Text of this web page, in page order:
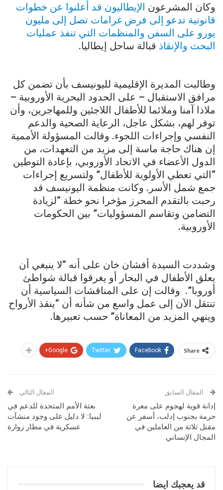
وكان المشرعون الإيطاليون قد أعلنوا عن خطوات
قانونية تدعو إلى فرض غرامات تصل إلى مليون
يورو على السفن والمنظمات التي تنفذ عمليات
البحث والإنقاذ قبالة ساحل إيطاليا.
وطالبت المديرة الإقليمية لليونيسف بأن تضمن كل
مرافق الاستقبال – على الحدود البحرية الأوروبية –
ملاذا آمنا وملائما للأطفال اللاجئين وللمهاجرين، وأن
توفر لهم، بشكل عاجل، الرعاية الصحية والدعم
النفسي وإجراءات اللجوء. وقالت المسؤولة الأممية
إن هناك حاجة ماسة إلى مزيد من التعهدات، من
الدول الأعضاء في الاتحاد الأوروبي، بإعادة التوطين
“التي تعطي الأولوية للأطفال” ولتسريع إجراءات
جمع شمل الأسر. وكانت منظمة اليونيسف قد
رحبت بالتقدم المحرز مؤخرا نحو خطة “لزيادة
التضامن وتقاسم المسؤوليات” بين الحكومات
الأوروبية.
وشددت السيدة أفشان خان على أنه “لا ينبغي أن
يعلق الأطفال في البحار أو يغرقوا قبالة شواطئ
أوروبا”. وقالت إن على المناقشات السياسية أن
تنتقل الآن إلى عمل واسع من شأنه أن “ينقذ الأرواح
وينهي المزيد من المعاناة” حسب تعبيرها.
Share
Facebook
Twitter
Google+
المقال السابق
إدانة قوية لهجوم على معرة
حرمة بجنوب إدلب، أسفر عن
مقتل ثلاثة من العاملين في
المجال الإنساني
المقال التالي
بعثة الأمم المتحدة للدعم في
ليبيا: لا دليل على وجود منشآت
عسكرية في مطار زوارة
قد يعجبك ايضا